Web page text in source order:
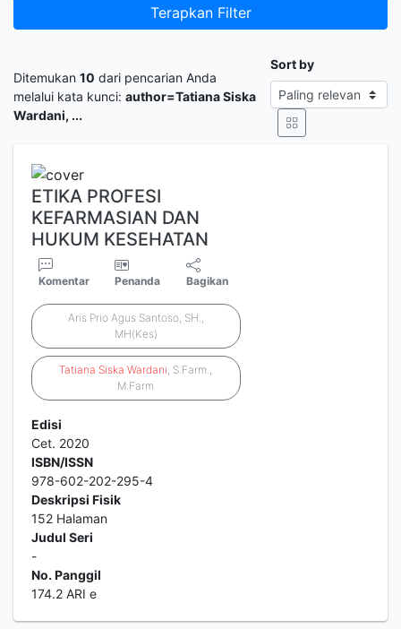
Terapkan Filter
Ditemukan 10 dari pencarian Anda
melalui kata kunci: author=Tatiana Siska
Wardani, ...
Sort by
ETIKA PROFESI
KEFARMASIAN DAN
HUKUM KESEHATAN
Komentar Penanda Bagikan
Aris Prio Agus Santoso, SH.,
MH(Kes)
Tatiana Siska Wardani , S.Farm.,
M.Farm
Edisi
Cet. 2020
ISBN/ISSN
978-602-202-295-4
Deskripsi Fisik
152 Halaman
Judul Seri
-
No. Panggil
174.2 ARI e